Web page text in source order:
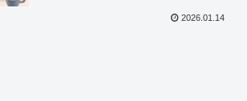
2026.01.14